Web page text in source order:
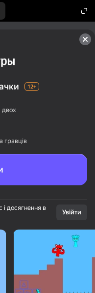
12+
двох
гравців
і досягнення в
Увійти